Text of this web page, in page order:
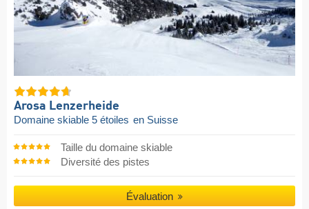
Arosa Lenzerheide
Domaine skiable 5 étoiles en Suisse
Taille du domaine skiable
Diversité des pistes
Évaluation